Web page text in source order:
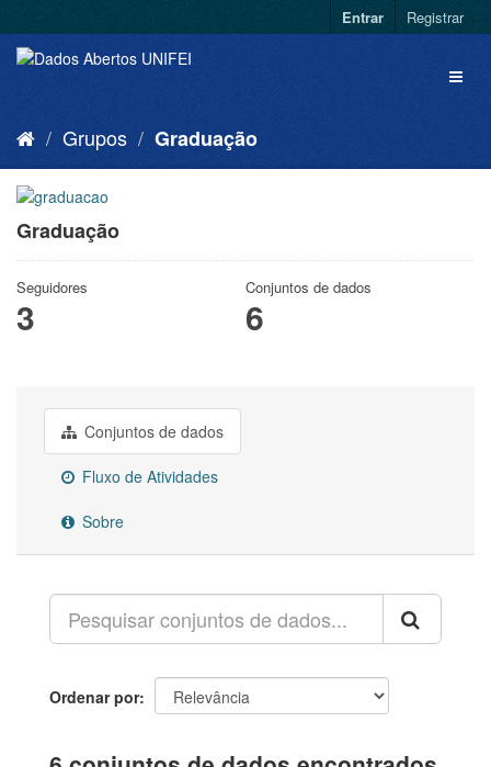
Entrar Registrar
Grupos Graduação
Graduação
Seguidores
3
Conjuntos de dados
6
Conjuntos de dados
Fluxo de Atividades
Sobre
Ordenar por